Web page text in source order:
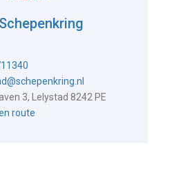
3, Lelystad 8242 PE
route